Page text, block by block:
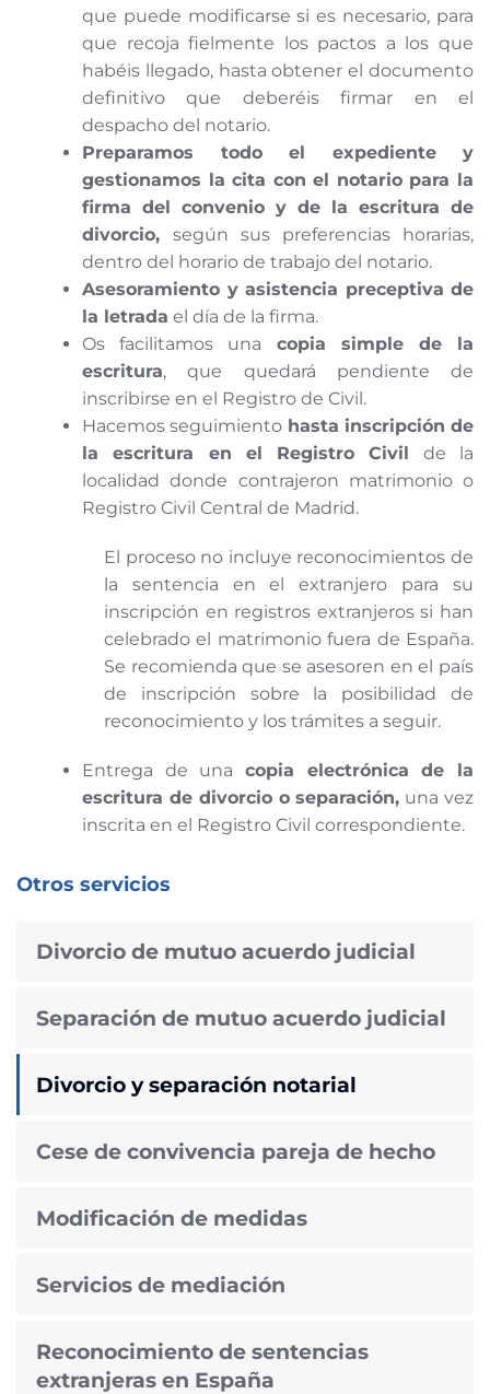
que puede modificarse si es necesario, para
que recoja fielmente los pactos a los que
habéis llegado, hasta obtener el documento
definitivo que deberéis firmar en el
despacho del notario.
Preparamos todo el expediente y
gestionamos la cita con el notario para la
firma del convenio y de la escritura de
divorcio, según sus preferencias horarias,
dentro del horario de trabajo del notario.
Asesoramiento y asistencia preceptiva de
la letrada el día de la firma.
Os facilitamos una copia simple de la
escritura, que quedará pendiente de
inscribirse en el Registro de Civil.
Hacemos seguimiento hasta inscripción de
la escritura en el Registro Civil de la
localidad donde contrajeron matrimonio o
Registro Civil Central de Madrid.
El proceso no incluye reconocimientos de
la sentencia en el extranjero para su
inscripción en registros extranjeros si han
celebrado el matrimonio fuera de España.
Se recomienda que se asesoren en el país
de inscripción sobre la posibilidad de
reconocimiento y los trámites a seguir.
Entrega de una copia electrónica de la
escritura de divorcio o separación, una vez
inscrita en el Registro Civil correspondiente.
Otros servicios
Divorcio de mutuo acuerdo judicial
Separación de mutuo acuerdo judicial
Divorcio y separación notarial
Cese de convivencia pareja de hecho
Modificación de medidas
Servicios de mediación
Reconocimiento de sentencias
extranjeras en España